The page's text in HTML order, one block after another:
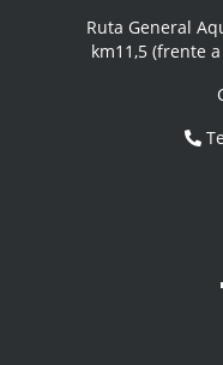
Ruta General
km11,5 (frente